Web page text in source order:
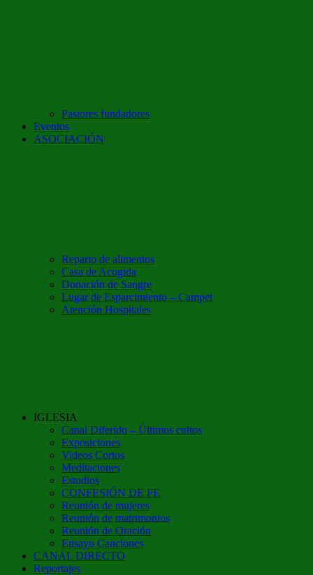
Pastores fundadores
Eventos
ASOCIACIÓN
Reparto de alimentos
Casa de Acogida
Donación de Sangre
Lugar de Esparcimiento – Campet
Atención Hospitales
IGLESIA
Canal Diferido – Últimos cultos
Exposiciones
Videos Cortos
Meditaciones
Estudios
CONFESIÓN DE FE
Reunión de mujeres
Reunión de matrimonios
Reunión de Oración
Ensayo Canciones
CANAL DIRECTO
Reportajes